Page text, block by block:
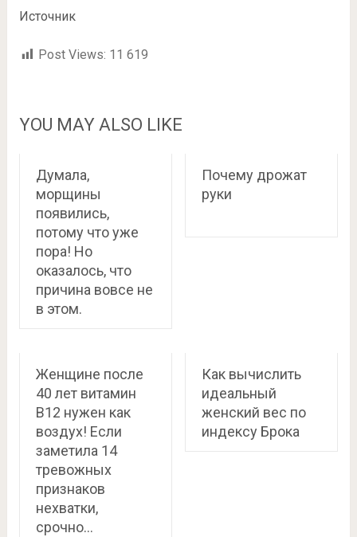
Источник
Post Views: 11 619
YOU MAY ALSO LIKE
Думала,
морщины
появились,
потому что уже
пора! Но
оказалось, что
причина вовсе не
в этом.
Почему дрожат
руки
Женщине после
40 лет витамин
В12 нужен как
воздух! Если
заметила 14
тревожных
признаков
нехватки,
срочно…
Как вычислить
идеальный
женский вес по
индексу Брока